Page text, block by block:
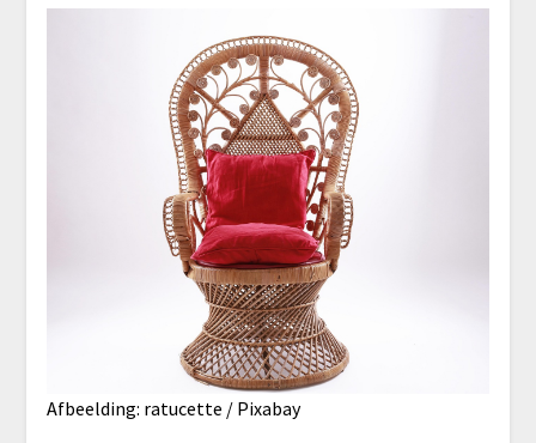
Afbeelding: ratucette / Pixabay